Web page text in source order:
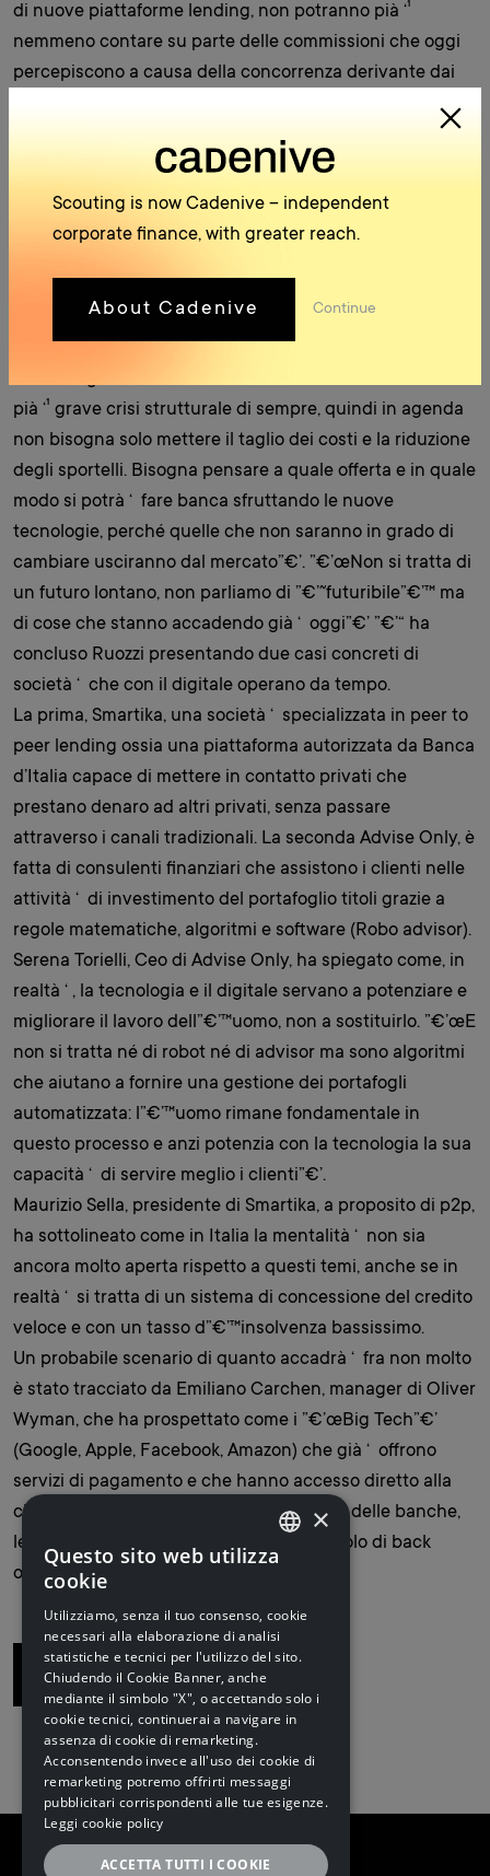
di nuove piattaforme lending, non potranno pià ‘¹
nemmeno contare su parte delle commissioni che oggi
percepiscono a causa della concorrenza derivante dai
nuovi big tech. Proprio ciò comporterà ‘ l’esigenza di
rivedere il modello di business costringendo gli istituti a
scelte di specializzazione d’offerta e di segmentazione
della clientela”€’.
Roberto Ruozzi professore emerito dell”€’™Università ‘
ribadito: ”€’œà ‘ˆ da questo che dipende tutto e bisogna
pià ‘¹ grave crisi strutturale di sempre, quindi in agenda
non bisogna solo mettere il taglio dei costi e la riduzione
degli sportelli. Bisogna pensare a quale offerta e in quale
modo si potrà ‘ fare banca sfruttando le nuove
tecnologie, perché quelle che non saranno in grado di
cambiare usciranno dal mercato”€’. ”€’œNon si tratta di
un futuro lontano, non parliamo di ”€’˜futuribile”€’™ ma
di cose che stanno accadendo già ‘ oggi”€’ ”€’“ ha
concluso Ruozzi presentando due casi concreti di
società ‘ che con il digitale operano da tempo.
La prima, Smartika, una società ‘ specializzata in peer to
peer lending ossia una piattaforma autorizzata da Banca
d’Italia capace di mettere in contatto privati che
prestano denaro ad altri privati, senza passare
attraverso i canali tradizionali. La seconda Advise Only, è
fatta di consulenti finanziari che assistono i clienti nelle
attività ‘ di investimento del portafoglio titoli grazie a
regole matematiche, algoritmi e software (Robo advisor).
Serena Torielli, Ceo di Advise Only, ha spiegato come, in
realtà ‘ , la tecnologia e il digitale servano a potenziare e
migliorare il lavoro dell”€’™uomo, non a sostituirlo. ”€’œE
non si tratta né di robot né di advisor ma sono algoritmi
che aiutano a fornire una gestione dei portafogli
automatizzata: l”€’™uomo rimane fondamentale in
questo processo e anzi potenzia con la tecnologia la sua
capacità ‘ di servire meglio i clienti”€’.
Maurizio Sella, presidente di Smartika, a proposito di p2p,
ha sottolineato come in Italia la mentalità ‘ non sia
ancora molto aperta rispetto a questi temi, anche se in
realtà ‘ si tratta di un sistema di concessione del credito
veloce e con un tasso d”€’™insolvenza bassissimo.
Un probabile scenario di quanto accadrà ‘ fra non molto
è stato tracciato da Emiliano Carchen, manager di Oliver
Wyman, che ha prospettato come i ”€’œBig Tech”€’
(Google, Apple, Facebook, Amazon) che già ‘ offrono
servizi di pagamento e che hanno accesso diretto alla
clientela, saranno i principali concorrenti delle banche,
le quali non dovranno farsi relegare al ruolo di back
office, pena un forte ridimensionamento.
Torna alla lista
Scouting is now Cadenive – independent
corporate finance, with greater reach.
About Cadenive Continue
×
Questo sito web utilizza
cookie
Utilizziamo, senza il tuo consenso, cookie
necessari alla elaborazione di analisi
statistiche e tecnici per l'utilizzo del sito.
Chiudendo il Cookie Banner, anche
mediante il simbolo "X", o accettando solo i
cookie tecnici, continuerai a navigare in
assenza di cookie di remarketing.
Acconsentendo invece all'uso dei cookie di
remarketing potremo offrirti messaggi
pubblicitari corrispondenti alle tue esigenze.
Leggi cookie policy
ACCETTA TUTTI I COOKIE